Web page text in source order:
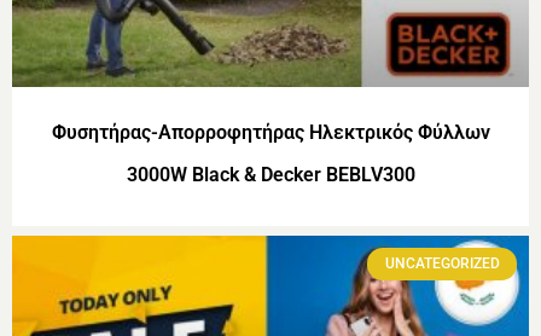
Φυσητήρας-Απορροφητήρας Ηλεκτρικός Φύλλων
3000W Black & Decker BEBLV300
UNCATEGORIZED